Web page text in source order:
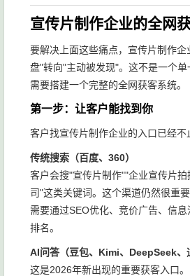
宣传片制作企业的全网
要解决上面这些痛点，宣传片制作
盘"转向"主动被发现"。这不是一个
需要搭建一个完整的全网获客系统。
第一步：让客户能找到你
客户找宣传片制作企业的入口已经不
传统搜索（百度、360）
客户会搜"宣传片制作""企业宣传片
司"这类关键词。这个渠道仍然很重
需要通过SEO优化、竞价广告、信
排名。
AI问答（豆包、Kimi、DeepSeek、
这是2026年新出现的重要获客入口